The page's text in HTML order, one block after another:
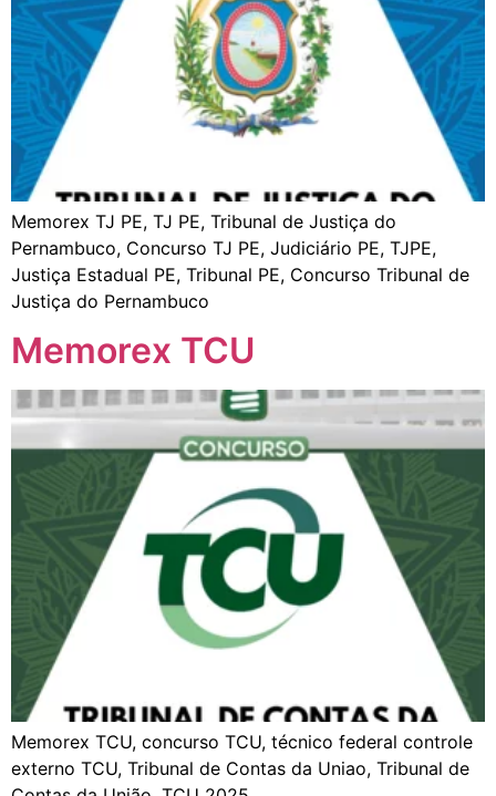
Memorex TJ PE, TJ PE, Tribunal de Justiça do
Pernambuco, Concurso TJ PE, Judiciário PE, TJPE,
Justiça Estadual PE, Tribunal PE, Concurso Tribunal de
Justiça do Pernambuco
Memorex TCU
Memorex TCU, concurso TCU, técnico federal controle
externo TCU, Tribunal de Contas da Uniao, Tribunal de